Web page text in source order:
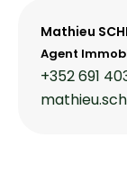
Mathieu
Agent
+352 691